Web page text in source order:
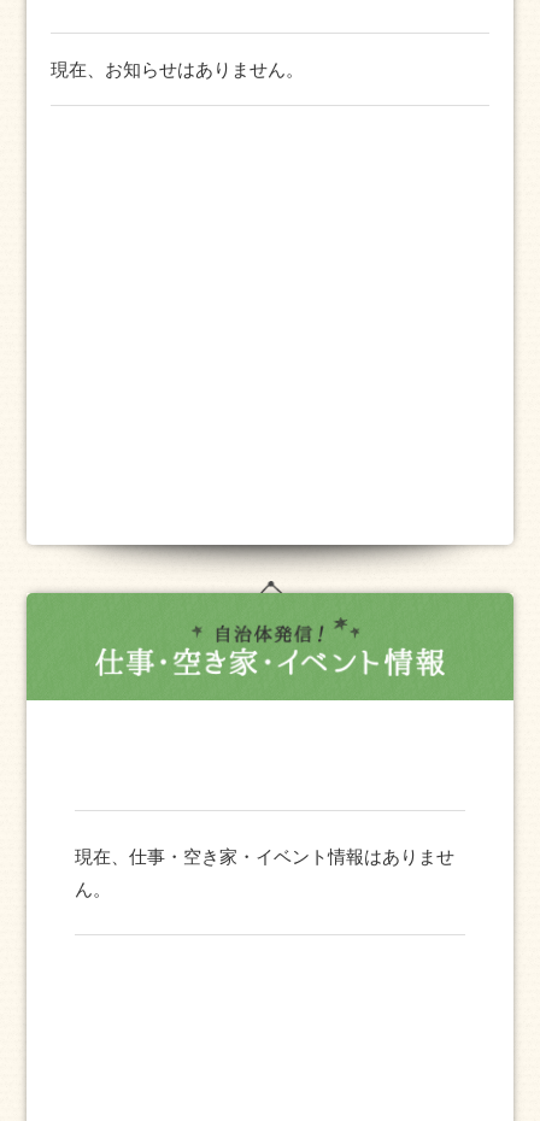
現在、お知らせはありません。
現在、仕事・空き家・イベント情報はありませ
ん。